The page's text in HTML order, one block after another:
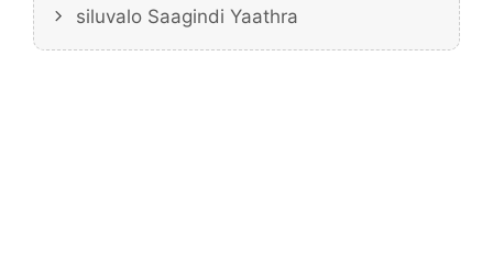
siluvalo Saagindi Yaathra